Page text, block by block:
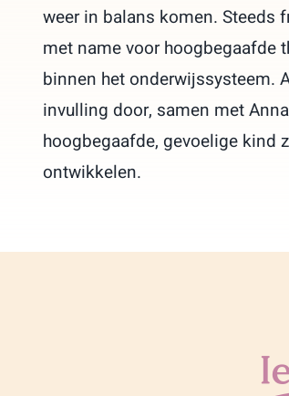
weer in balans komen. Steeds
met name voor hoogbegaafde
binnen het onderwijssysteem.
invulling door, samen met
hoogbegaafde, gevoelige kind
ontwikkelen.